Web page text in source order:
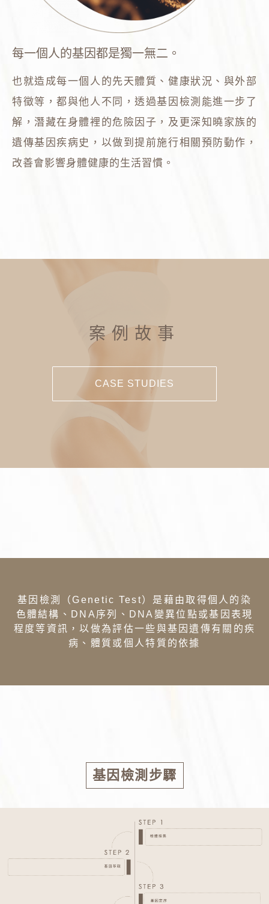
每一個人的基因都是獨一無二。
也就造成每一個人的先天體質、健康狀況、與外部
特徵等，都與他人不同，透過基因檢測能進一步了
解，潛藏在身體裡的危險因子，及更深知曉家族的
遺傳基因疾病史，以做到提前施行相關預防動作，
改善會影響身體健康的生活習慣。
案例故事
CASE STUDIES
基因檢測（Genetic Test）是藉由取得個人的染
色體結構、DNA序列、DNA變異位點或基因表現
程度等資訊，以做為評估一些與基因遺傳有關的疾
病、體質或個人特質的依據
基因檢測步驟